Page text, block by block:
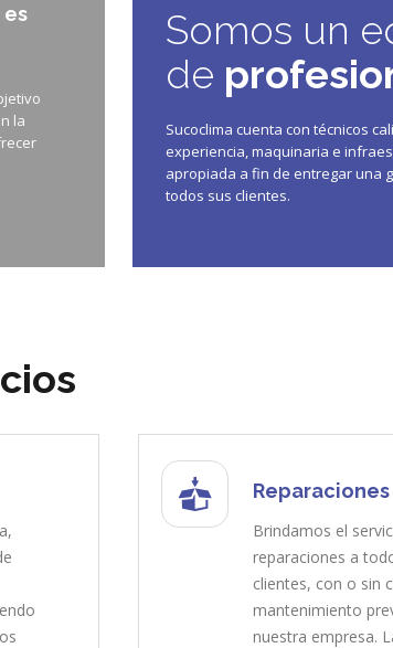
la
Somos un
de
Sucoclima cuenta con técnicos
experiencia, maquinaria e
apropiada a fin de entregar una
todos sus clientes.
Reparaciones
Brindamos el
reparaciones a
clientes, con o sin
mantenimiento
nuestra empresa.